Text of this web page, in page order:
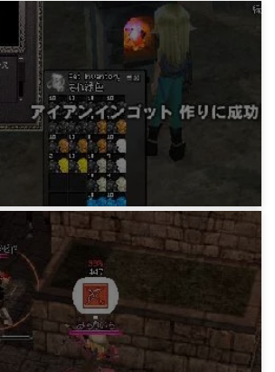
マビノギ小技データ
ワイン作り
15年前
マビノギ小技データ
術師タイトル収集イベント